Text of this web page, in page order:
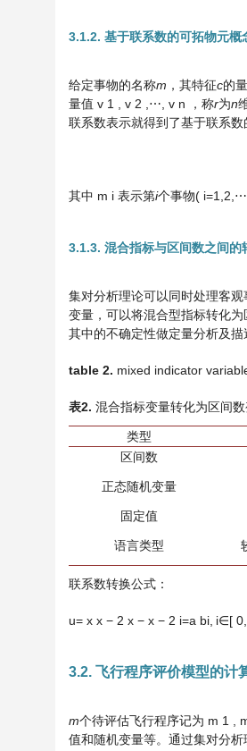
3.1.2. 基于联系数的可拓物元概
给定事物的名称m ，其特征c的
量值 v 1 v 2 ⋯ v n ，称r为n
联系数表示就得到了基于联系
其中 m i 表示第i个事物( i=1 2 ⋯
3.1.3. 混合指标与区间数之间的
集对分析理论可以同时处理客
变量，可以将混合型指标转化
其中的不确定性做定量分析及描
table 2. mixed indicator
表2. 混合指标变量转化为区间
类型
区间数
正态随机变量
固定值
语言类型
联系数转换公式：
u= x x − 2 x − x − 2 i=a bi i∈[ 0
3.2. 飞行程序评价模型的计
m个待评估飞行程序记为 m 1
值和随机变量等。通过集对分